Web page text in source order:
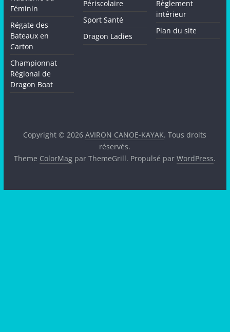
Féminin
Régate des
Bateaux en
Carton
Championnat
Régional de
Dragon Boat
Périscolaire
Sport Santé
Dragon Ladies
Règlement
intérieur
Plan du site
Copyright © 2026AVIRON CANOE-KAYAK. Tous droits
réservés.
Theme ColorMag par ThemeGrill. Propulsé parWordPress.